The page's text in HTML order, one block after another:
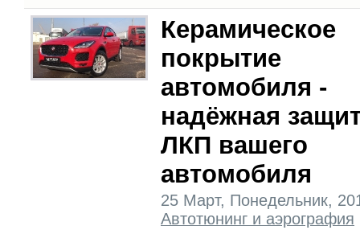
Керамическое
покрытие
автомобиля -
надёжная
ЛКП вашего
автомобиля
25 Март, Понедельник,
Автотюнинг и аэрография